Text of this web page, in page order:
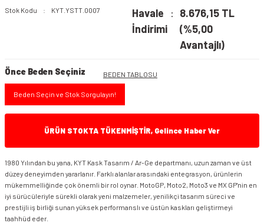
Stok Kodu KYT.YSTT.0007
Havale
İndirimi
8.676,15 TL
(%5,00
Avantajlı)
Önce Beden Seçiniz BEDEN TABLOSU
Beden Seçin ve Stok Sorgulayın!
ÜRÜN STOKTA TÜKENMİŞTİR, Gelince Haber Ver
1980 Yılından bu yana, KYT Kask Tasarım / Ar-Ge departmanı, uzun zaman ve üst
düzey deneyimden yararlanır. Farklı alanlar arasındaki entegrasyon, ürünlerin
mükemmelliğinde çok önemli bir rol oynar. MotoGP, Moto2, Moto3 ve MX GP'nin en
iyi sürücüleriyle sürekli olarak yeni malzemeler, yenilikçi tasarım süreci ve
prestijli iş birliği sunan yüksek performanslı ve üstün kaskları geliştirmeyi
taahhüd eder.